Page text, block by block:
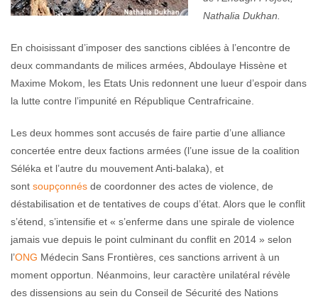
Nathalia Dukhan.
En choisissant d’imposer des sanctions ciblées à l’encontre de
deux commandants de milices armées, Abdoulaye Hissène et
Maxime Mokom, les Etats Unis redonnent une lueur d’espoir dans
la lutte contre l’impunité en République Centrafricaine.
Les deux hommes sont accusés de faire partie d’une alliance
concertée entre deux factions armées (l’une issue de la coalition
Séléka et l’autre du mouvement Anti-balaka), et
sont soupçonnés de coordonner des actes de violence, de
déstabilisation et de tentatives de coups d’état. Alors que le conflit
s’étend, s’intensifie et « s’enferme dans une spirale de violence
jamais vue depuis le point culminant du conflit en 2014 » selon
l’ONG Médecin Sans Frontières, ces sanctions arrivent à un
moment opportun. Néanmoins, leur caractère unilatéral révèle
des dissensions au sein du Conseil de Sécurité des Nations